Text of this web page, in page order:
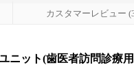
カスタマーレビュー
ニット(歯医者訪問診療